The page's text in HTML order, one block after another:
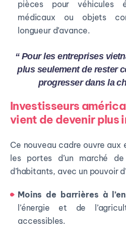
pièces pour véhicules
médicaux ou objets
longueur d’avance.
“ Pour les entreprises
plus seulement de rester
progresser dans la
Investisseurs
vient de devenir plus
Ce nouveau cadre ouvre aux
les portes d’un marché
d’habitants, avec un pouvoir
Moins de barrières à
l’énergie et de
accessibles.